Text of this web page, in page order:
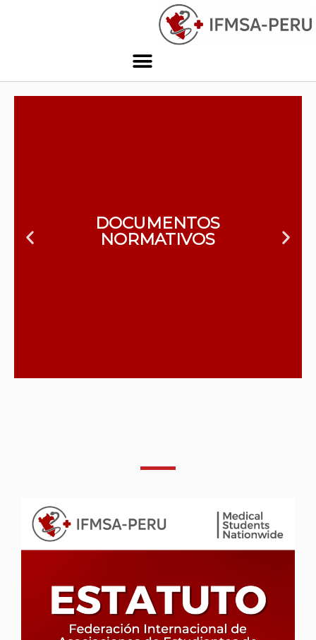
DOCUMENTOS
NORMATIVOS